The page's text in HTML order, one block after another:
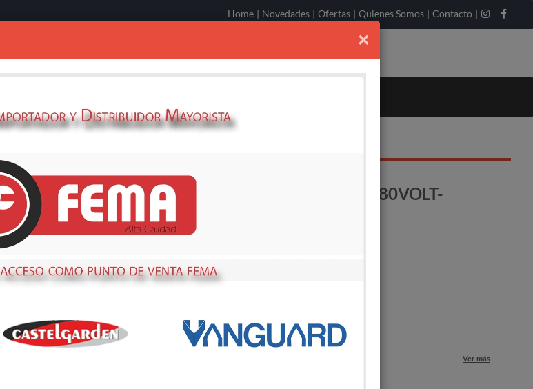
Home | Novedades | Ofertas | Quienes Somos | Contacto |
GENERADOR FEMA 24 KW-30KVA-380VOLT-
INSONO.
69380466
Métodos de envío y retiro
Transporte Habitual
Ver más
×